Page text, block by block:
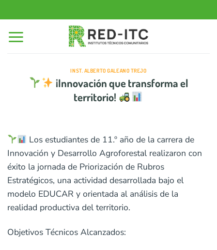
al
contenido
INST. ALBERTO GALEANO TREJO
¡Innovación que transforma el
territorio!
Los estudiantes de 11.º año de la carrera de
Innovación y Desarrollo Agroforestal realizaron con
éxito la jornada de Priorización de Rubros
Estratégicos, una actividad desarrollada bajo el
modelo EDUCAR y orientada al análisis de la
realidad productiva del territorio.
Objetivos Técnicos Alcanzados: